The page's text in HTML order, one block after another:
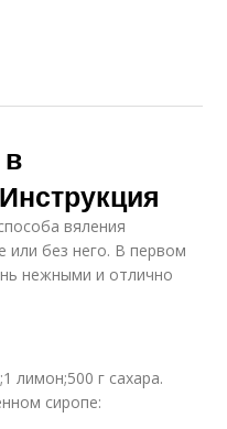
вяления
или без него. В первом
нежными и отлично
лимон;500 г сахара.
сиропе: